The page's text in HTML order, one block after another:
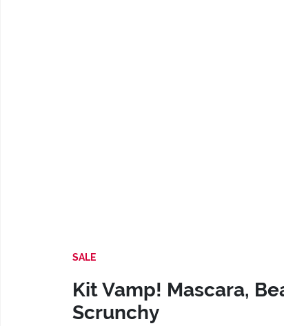
SALE
Kit Vamp! Mascara,
Scrunchy